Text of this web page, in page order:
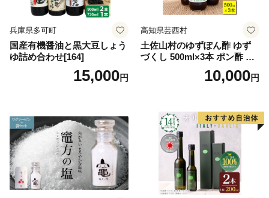
兵庫県多可町
国産有機醤油と黒大豆しょう
ゆ詰め合わせ[164]
15,000円
高知県芸西村
土佐山村のゆずぽん酢 ゆず
づくし 500ml×3本 ポン酢 ポ
ンズ ゆず 柚子 調味料 さっぱ
り 美味しい おいしい 鍋 しゃ
10,000円